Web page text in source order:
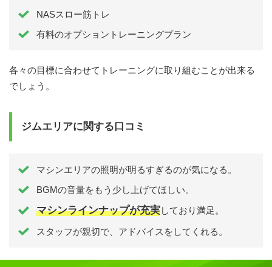
NASスロー筋トレ
有料のオプショントレーニングプラン
各々の目標に合わせてトレーニングに取り組むことが出来る
でしょう。
ジムエリアに関する口コミ
マシンエリアの照明が明るすぎるのが気になる。
BGMの音量をもう少し上げてほしい。
マシンラインナップが充実しており満足。
スタッフが親切で、アドバイスをしてくれる。